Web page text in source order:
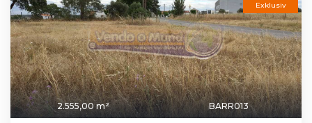
Exklusiv
2.555,00 m² BARR013